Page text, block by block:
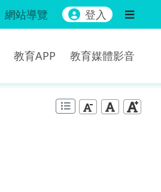
網站導覽 登入
教育APP 教育媒體影音